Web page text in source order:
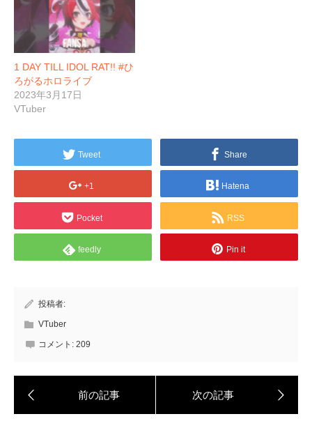
1 DAY TILL IDOL RAT!! #ひ
ろがるホロライブ
2023年3月17日
VTuber
Tweet Share
+1 Hatena
Pocket RSS
feedly Pin it
投稿者:
VTuber
コメント: 209